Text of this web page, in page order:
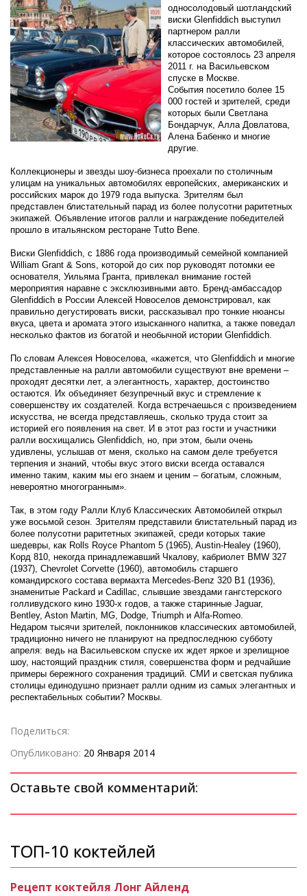
односолодовый шотландский
виски Glenfiddich выступил
партнером ралли
классических автомобилей,
которое состоялось 23 апреля
2011 г. на Васильевском
спуске в Москве.
События посетило более 15
000 гостей и зрителей, среди
которых были Светлана
Бондарчук, Алла Довлатова,
Алена Бабенко и многие
другие.
Коллекционеры и звезды шоу-бизнеса проехали по столичным
улицам на уникальных автомобилях европейских, американских и
российских марок до 1979 года выпуска. Зрителям был
представлен блистательный парад из более полусотни раритетных
экипажей. Объявление итогов ралли и награждение победителей
прошло в итальянском ресторане Tutto Bene.
Виски Glenfiddich, с 1886 года производимый семейной компанией
William Grant & Sons, которой до сих пор руководят потомки ее
основателя, Уильяма Гранта, привлекал внимание гостей
мероприятия наравне с эксклюзивными авто. Бренд-амбассадор
Glenfiddich в России Алексей Новоселов демонстрировал, как
правильно дегустировать виски, рассказывал про тонкие нюансы
вкуса, цвета и аромата этого изысканного напитка, а также поведал
несколько фактов из богатой и необычной истории Glenfiddich.
По словам Алексея Новоселова, «кажется, что Glenfiddich и многие
представленные на ралли автомобили существуют вне времени –
проходят десятки лет, а элегантность, характер, достоинство
остаются. Их объединяет безупречный вкус и стремление к
совершенству их создателей. Когда встречаешься с произведением
искусства, не всегда представляешь, сколько труда стоит за
историей его появления на свет. И в этот раз гости и участники
ралли восхищались Glenfiddich, но, при этом, были очень
удивлены, услышав от меня, сколько на самом деле требуется
терпения и знаний, чтобы вкус этого виски всегда оставался
именно таким, каким мы его знаем и ценим – богатым, сложным,
невероятно многогранным».
Так, в этом году Ралли Клуб Классических Автомобилей открыл
уже восьмой сезон. Зрителям представили блистательный парад из
более полусотни раритетных экипажей, среди которых такие
шедевры, как Rolls Royce Phantom 5 (1965), Austin-Healey (1960),
Корд 810, некогда принадлежавший Чкалову, кабриолет BMW 327
(1937), Chevrolet Corvette (1960), автомобиль старшего
командирского состава вермахта Mercedes-Benz 320 B1 (1936),
знаменитые Packard и Cadillac, слывшие звездами гангстерского
голливудского кино 1930-х годов, а также старинные Jaguar,
Bentley, Aston Martin, MG, Dodge, Triumph и Alfa-Romeo.
Недаром тысячи зрителей, поклонников классических автомобилей,
традиционно ничего не планируют на предпоследнюю субботу
апреля: ведь на Васильевском спуске их ждет яркое и зрелищное
шоу, настоящий праздник стиля, совершенства форм и редчайшие
примеры бережного сохранения традиций. СМИ и светская публика
столицы единодушно признает ралли одним из самых элегантных и
респектабельных событии? Москвы.
Поделиться:
Опубликовано: 20 Января 2014
Оставьте свой комментарий:
ТОП-10 коктейлей
Рецепт коктейля Лонг Айленд